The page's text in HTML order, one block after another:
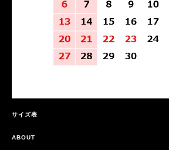
サイズ表
ABOUT